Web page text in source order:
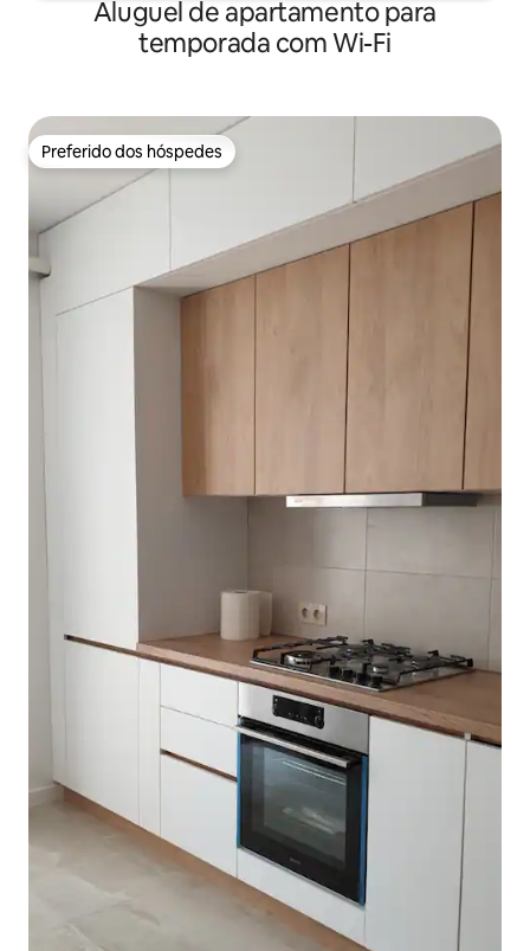
Aluguel de apartamento para
temporada com Wi-Fi
Preferido dos hóspedes
Preferido dos hóspedes